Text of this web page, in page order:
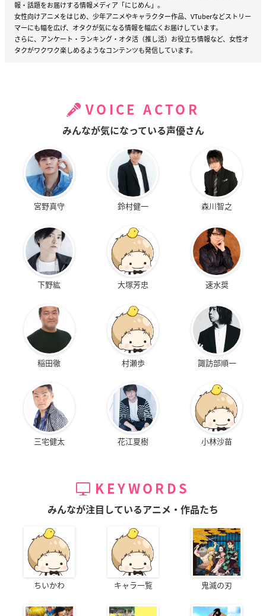
報・話題をお届けする情報メディア「にじめん」。
女性向けアニメをはじめ、少年アニメやキャラクター作品、VTuberなどストリー
マーにも幅を広げ、オタクが気になる情報を幅広くお届けしています。
さらに、アンケート・ランキング・オタ活（推し活）お役立ち情報など、女性オ
タクがワクワク楽しめるようなコンテンツも発信しています。
VOICE ACTOR
みんなが気になっている声優さん
宮野真守 鈴村健一 森川智之
下野紘 大塚芳忠 速水奨
稲田徹 村瀬歩 諏訪部順一
三宅健太 花江夏樹 小林沙苗
KEYWORDS
みんなが注目しているアニメ・作品たち
ちいかわ キャラ一覧 鬼滅の刃